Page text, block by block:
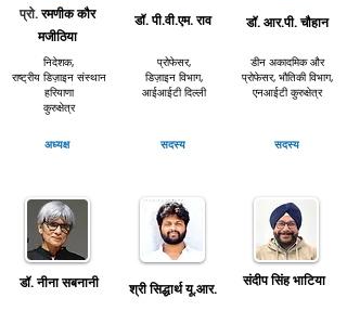
प्रो.रमणीक कौर
मजीठिया
निदेशक,
राष्ट्रीय डिज़ाइन संस्थान
हरियाणा
कुरुक्षेत्र
अध्यक्ष
डॉ. पी.वी.एम. राव
प्रोफेसर,
डिज़ाइन विभाग,
आईआईटी दिल्ली
सदस्य
डॉ. आर.पी. चौहान
डीन अकादमिक और
प्रोफेसर, भौतिकी विभाग,
एनआईटी कुरुक्षेत्र
सदस्य
डॉ. नीना सबनानी श्री सिद्धार्थ यू.आर. संदीप सिंह भाटिया